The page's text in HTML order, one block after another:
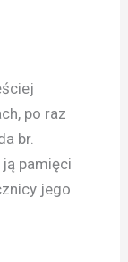
po raz
br.
pamięci
jego